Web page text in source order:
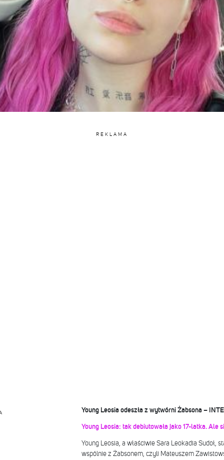
REKLAMA
Young Leosia odeszła z wytwórni Żabsona –
Young Leosia: tak debiutowała jako 17-latka. Ale
Young Leosia, a właściwie Sara Leokadia Sudoł,
wspólnie z Żabsonem, czyli Mateuszem